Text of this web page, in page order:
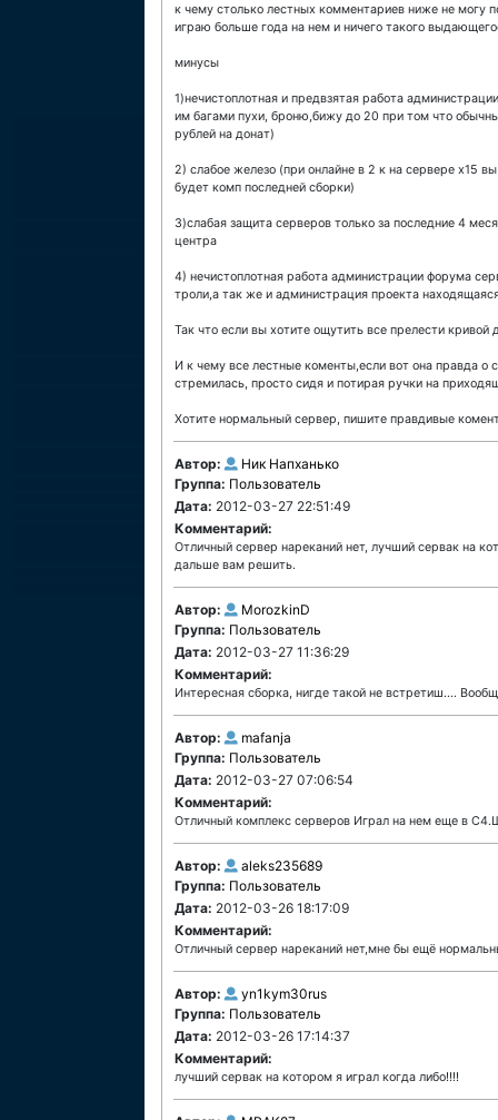
к чему столько лестных комментариев ниже не могу
играю больше года на нем и ничего такого
минусы
1)нечистоплотная и предвзятая работа
им багами пухи, броню,бижу до 20 при том что
рублей на донат)
2) слабое железо (при онлайне в 2 к на сервере х15
будет комп последней сборки)
3)слабая защита серверов только за последние 4
центра
4) нечистоплотная работа администрации форума
троли,а так же и администрация проекта
Так что если вы хотите ощутить все прелести
И к чему все лестные коменты,если вот она правда
стремилась, просто сидя и потирая ручки на
Хотите нормальный сервер, пишите правдивые
Автор:
Ник Напханько
Группа: Пользователь
Дата: 2012-03-27 22:51:49
Комментарий:
Отличный сервер нареканий нет, лучший сервак на
дальше вам решить.
Автор:
MorozkinD
Группа: Пользователь
Дата: 2012-03-27 11:36:29
Комментарий:
Интересная сборка, нигде такой не встретиш....
Автор:
mafanja
Группа: Пользователь
Дата: 2012-03-27 07:06:54
Комментарий:
Отличный комплекс серверов Играл на нем еще в
Автор:
aleks235689
Группа: Пользователь
Дата: 2012-03-26 18:17:09
Комментарий:
Отличный сервер нареканий нет,мне бы ещё
Автор:
yn1kym30rus
Группа: Пользователь
Дата: 2012-03-26 17:14:37
Комментарий:
лучший сервак на котором я играл когда либо!!!!